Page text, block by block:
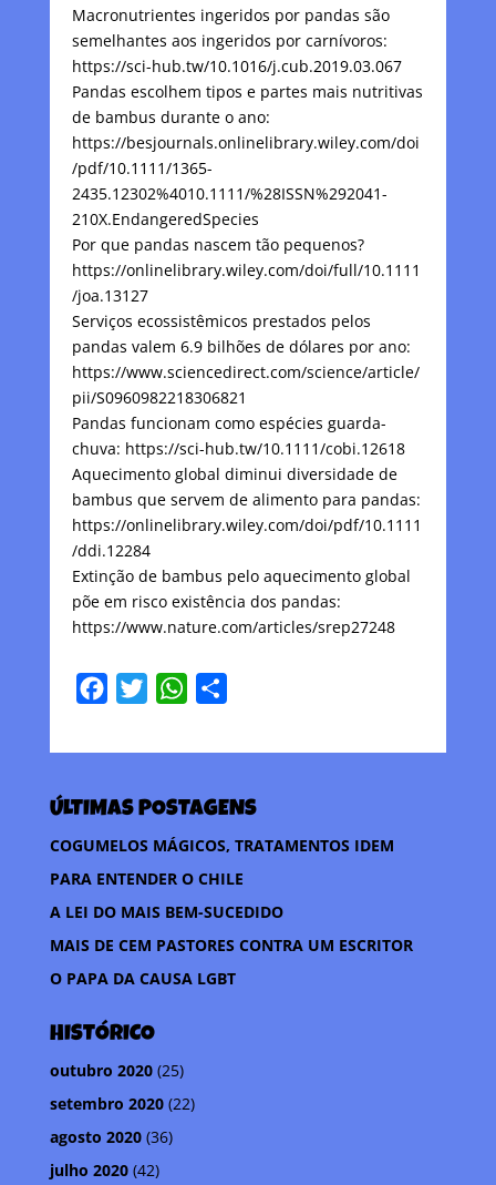
Macronutrientes ingeridos por pandas são
semelhantes aos ingeridos por carnívoros:
https://sci-hub.tw/10.1016/j.cub.2019.03.067
Pandas escolhem tipos e partes mais nutritivas
de bambus durante o ano:
https://besjournals.onlinelibrary.wiley.com/doi
/pdf/10.1111/1365-
2435.12302%4010.1111/%28ISSN%292041-
210X.EndangeredSpecies
Por que pandas nascem tão pequenos?
https://onlinelibrary.wiley.com/doi/full/10.1111
/joa.13127
Serviços ecossistêmicos prestados pelos
pandas valem 6.9 bilhões de dólares por ano:
https://www.sciencedirect.com/science/article/
pii/S0960982218306821
Pandas funcionam como espécies guarda-
chuva: https://sci-hub.tw/10.1111/cobi.12618
Aquecimento global diminui diversidade de
bambus que servem de alimento para pandas:
https://onlinelibrary.wiley.com/doi/pdf/10.1111
/ddi.12284
Extinção de bambus pelo aquecimento global
põe em risco existência dos pandas:
https://www.nature.com/articles/srep27248
c
b
o
o
k
i
t
e
r
W
a
s
A
p
p
m
a
r
t
i
l
h
ÚLTIMAS POSTAGENS
COGUMELOS MÁGICOS, TRATAMENTOS IDEM
PARA ENTENDER O CHILE
A LEI DO MAIS BEM-SUCEDIDO
MAIS DE CEM PASTORES CONTRA UM ESCRITOR
O PAPA DA CAUSA LGBT
HISTÓRICO
outubro 2020(25)
setembro 2020(22)
agosto 2020(36)
julho 2020(42)